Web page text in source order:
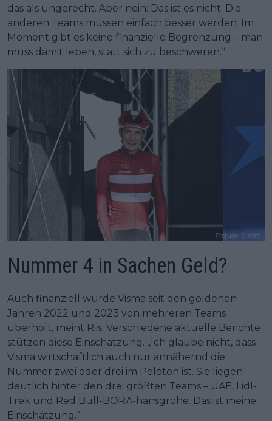
das als ungerecht. Aber nein: Das ist es nicht. Die
anderen Teams müssen einfach besser werden. Im
Moment gibt es keine finanzielle Begrenzung – man
muss damit leben, statt sich zu beschweren.“
Nummer 4 in Sachen Geld?
Auch finanziell wurde Visma seit den goldenen
Jahren 2022 und 2023 von mehreren Teams
überholt, meint Riis. Verschiedene aktuelle Berichte
stützen diese Einschätzung. „Ich glaube nicht, dass
Visma wirtschaftlich auch nur annähernd die
Nummer zwei oder drei im Peloton ist. Sie liegen
deutlich hinter den drei größten Teams – UAE, Lidl-
Trek und Red Bull-BORA-hansgrohe. Das ist meine
Einschätzung.“